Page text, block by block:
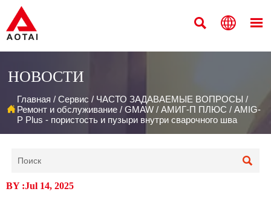
  
НОВОСТИ

Главная / Сервис / ЧАСТО ЗАДАВАЕМЫЕ ВОПРОСЫ /
Ремонт и обслуживание / GMAW / АМИГ-П ПЛЮС / AMIG-
P Plus - пористость и пузыри внутри сварочного шва

BY :Jul 14, 2025